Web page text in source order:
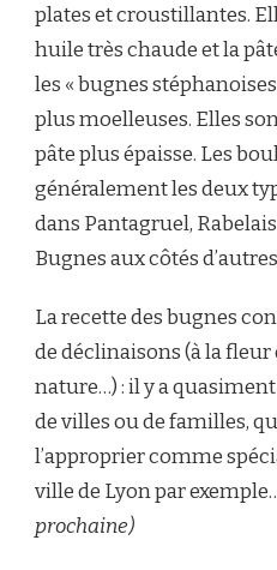
plates et croustillantes.
huile très chaude et la
les « bugnes
plus moelleuses. Elles
pâte plus épaisse. Les
généralement les deux
dans Pantagruel,
Bugnes aux côtés
La recette des bugnes
de déclinaisons (à la fleur
nature…) : il y a
de villes ou de familles,
l’approprier comme
ville de Lyon par
prochaine)